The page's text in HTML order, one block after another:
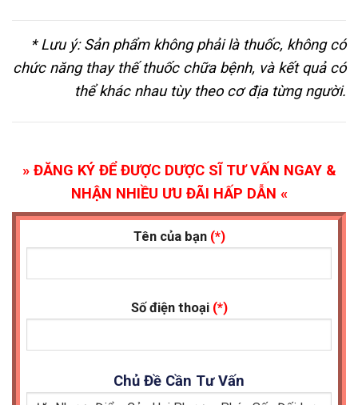
* Lưu ý: Sản phẩm không phải là thuốc, không có
chức năng thay thế thuốc chữa bệnh, và kết quả có
thể khác nhau tùy theo cơ địa từng người.
» ĐĂNG KÝ ĐỂ ĐƯỢC DƯỢC SĨ TƯ VẤN NGAY &
NHẬN NHIỀU ƯU ĐÃI HẤP DẪN «
Tên của bạn (*)
Số điện thoại (*)
Chủ Đề Cần Tư Vấn